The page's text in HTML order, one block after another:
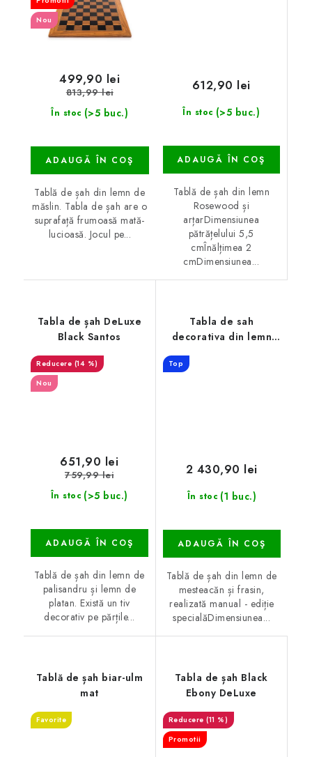
Nou
În stoc (>5 buc.)
499,90 lei
813,99 lei
ADAUGĂ ÎN COŞ
Tablă de șah din lemn de
măslin. Tabla de șah are o
suprafață frumoasă mată-
lucioasă. Jocul pe...
În stoc (>5 buc.)
612,90 lei
ADAUGĂ ÎN COŞ
Tablă de șah din lemn
Rosewood și
arțarDimensiunea
pătrățelului 5,5
cmÎnălțimea 2
cmDimensiunea...
Tabla de șah DeLuxe
Black Santos
(14 %)
Nou
În stoc (>5 buc.)
651,90 lei
759,99 lei
ADAUGĂ ÎN COŞ
Tablă de șah din lemn de
palisandru și lemn de
platan. Există un tiv
decorativ pe părțile...
Tabla de sah
decorativa din lemn
Top
În stoc (1 buc.)
2 430,90 lei
ADAUGĂ ÎN COŞ
Tablă de șah din lemn de
mesteacăn și frasin,
realizată manual - ediție
specialăDimensiunea...
Tablă de șah biar-ulm
mat
Favorite
Tabla de șah Black
Ebony DeLuxe
(11 %)
Promotii